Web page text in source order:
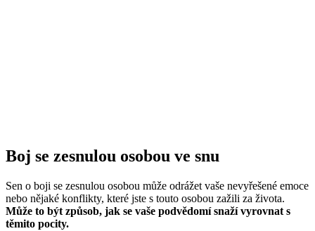
Boj se zesnulou osobou ve snu
Sen o boji se zesnulou osobou může odrážet vaše nevyřešené emoce
nebo nějaké konflikty, které jste s touto osobou zažili za života.
Může to být způsob, jak se vaše podvědomí snaží vyrovnat s
těmito pocity.